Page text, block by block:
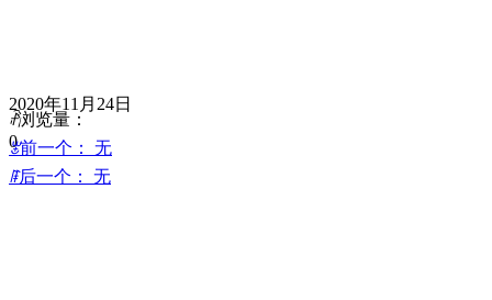
2020年11月24日
ꄘ浏览量：
0
ꂃ前一个：
无
ꁹ后一个： 无